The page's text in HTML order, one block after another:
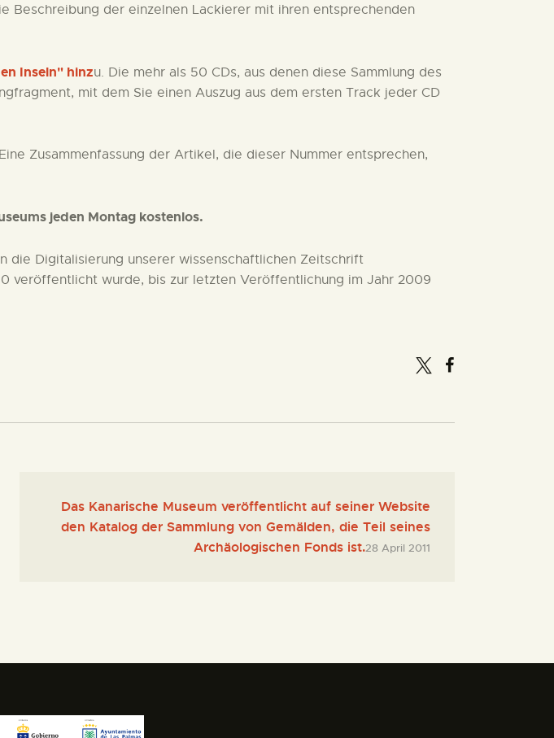
Beschreibung der einzelnen Lackierer mit ihren entsprechenden
Inseln" hinzu. Die mehr als 50 CDs, aus denen diese Sammlung des
mit dem Sie einen Auszug aus dem ersten Track jeder CD
Eine Zusammenfassung der Artikel, die dieser Nummer entsprechen,
jeden Montag kostenlos.
die Digitalisierung unserer wissenschaftlichen Zeitschrift
veröffentlicht wurde, bis zur letzten Veröffentlichung im Jahr 2009
Das Kanarische Museum veröffentlicht auf seiner Website
den Katalog der Sammlung von Gemälden, die Teil seines
Archäologischen Fonds ist.28 April 2011